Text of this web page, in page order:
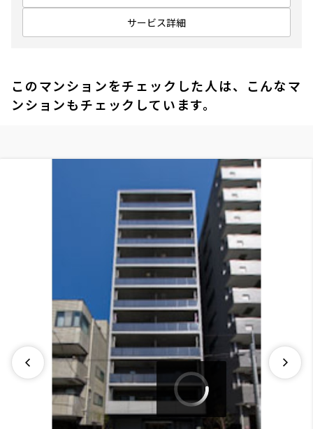
サービス詳細
このマンションをチェックした人は、こんなマ
ンションもチェックしています。